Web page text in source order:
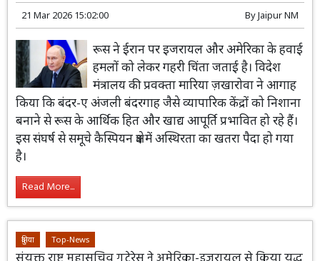
21 Mar 2026 15:02:00 ByJaipur NM
रूस ने ईरान पर इजरायल और अमेरिका के हवाई
हमलों को लेकर गहरी चिंता जताई है। विदेश
मंत्रालय की प्रवक्ता मारिया ज़खारोवा ने आगाह
किया कि बंदर-ए अंजली बंदरगाह जैसे व्यापारिक केंद्रों को निशाना
बनाने से रूस के आर्थिक हित और खाद्य आपूर्ति प्रभावित हो रहे हैं।
इस संघर्ष से समूचे कैस्पियन क्षेत्र में अस्थिरता का खतरा पैदा हो गया
है।
Read More...
दुनिया Top-News